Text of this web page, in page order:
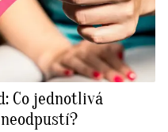
Co jednotlivá